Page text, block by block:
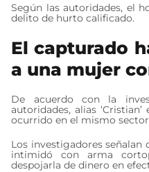
Según las autoridades, el
delito de hurto calificado.
El capturado
a una mujer
De acuerdo con la
autoridades, alias
ocurrido en el mismo
Los investigadores
intimidó con arma
despojarla de dinero en